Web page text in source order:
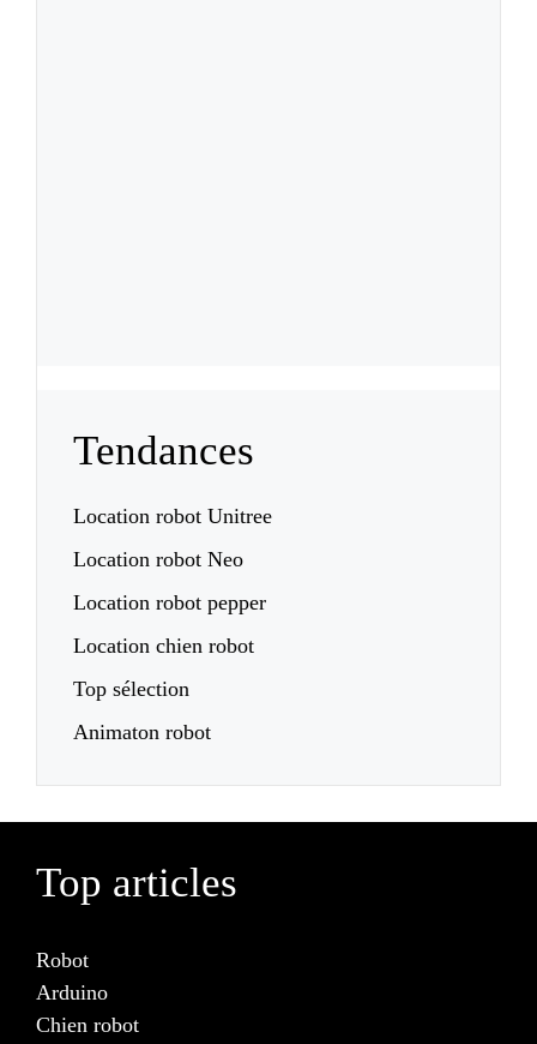
Tendances
Location robot Unitree
Location robot Neo
Location robot pepper
Location chien robot
Top sélection
Animaton robot
Top articles
Robot
Arduino
Chien robot